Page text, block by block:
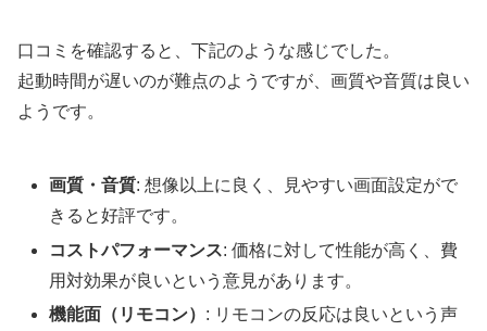
口コミを確認すると、下記のような感じでした。
起動時間が遅いのが難点のようですが、画質や音質は良い
ようです。
画質・音質: 想像以上に良く、見やすい画面設定がで
きると好評です。
コストパフォーマンス: 価格に対して性能が高く、費
用対効果が良いという意見があります。
機能面（リモコン） : リモコンの反応は良いという声